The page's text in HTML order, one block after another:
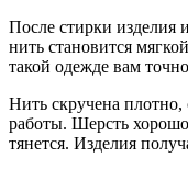
После стирки изделия
нить становится
такой одежде вам
Нить скручена плотно,
работы. Шерсть
тянется. Изделия